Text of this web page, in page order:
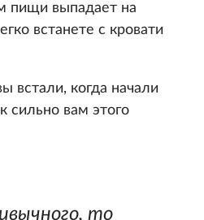
пищи выпадает на
встанете с кровати
встали, когда начали
сильно вам этого
то